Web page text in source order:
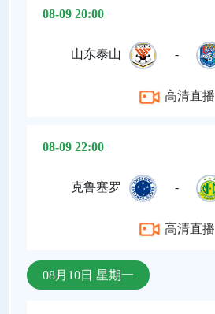
08-09 20:00
山东泰山 -
高清直播
08-09 22:00
克鲁塞罗 -
高清直播
08月10日 星期一